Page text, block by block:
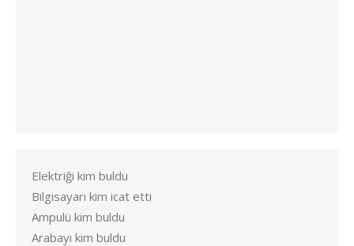
Elektriği kim buldu
Bilgisayarı kim icat etti
Ampulü kim buldu
Arabayı kim buldu